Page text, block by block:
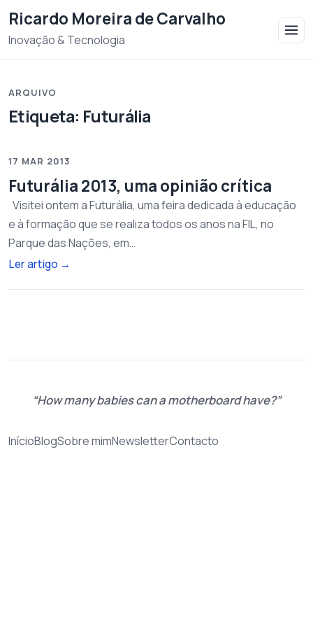
Ricardo Moreira de Carvalho
Inovação & Tecnologia
ARQUIVO
Etiqueta: Futurália
17 MAR 2013
Futurália 2013, uma opinião crítica
Visitei ontem a Futurália, uma feira dedicada à educação
e à formação que se realiza todos os anos na FIL, no
Parque das Nações, em…
Ler artigo →
How many babies can a motherboard have?
InícioBlogSobre mimNewsletterContacto